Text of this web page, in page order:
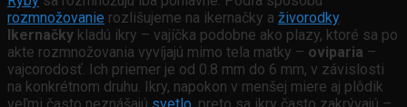
rozmnožovanie rozlišujeme na ikernačky a živorodky.
Ikernačky kladú ikry – vajíčka podobne ako plazy, ktoré sa po
akte rozmnožovania vyvíjajú mimo tela matky – oviparia –
vajcorodosť. Ich priemer je od 0.8 mm do 6 mm, v závislosti
na konkrétnom druhu. Ikry, napokon v menšej miere aj plôdik